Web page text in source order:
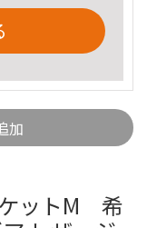
加
ットM 希